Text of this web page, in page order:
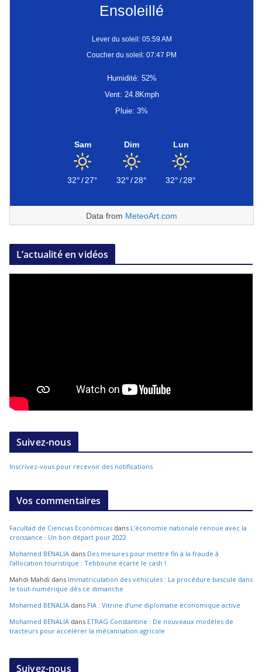
Ensoleillé
Lever du soleil: 05:59 AM
Coucher du soleil: 07:47 PM
Humidité: 52%
Vent: 24.8Kmph
Pluie: 3%
Sam
32°/27°
Dim
32°/28°
Lun
32°/28°
Data from MeteoArt.com
L’actualité en vidéos
Suivez-nous
Inscrivez-vous pour recevoir des notifications
Vos commentaires
Facultad de Ciencias Económicas dans L’économie nationale renoue avec la
croissance : Un bon départ pour 2022
Mohamed BENALIA dans Des mesures pour mettre fin à la fraude à
l’allocation touristique : Tebboune écarte le cash !
Mahdi Mahdi dans Immatriculation des véhicules : La procédure bascule dans
le tout-numérique dès ce dimanche
Mohamed BENALIA dans FIA : Vitrine d’une diplomatie économique active
Mohamed BENALIA dans ETRAG Constantine : De nouveaux modèles de
tracteurs pour accélérer la mécanisation agricole
Suivez-nous